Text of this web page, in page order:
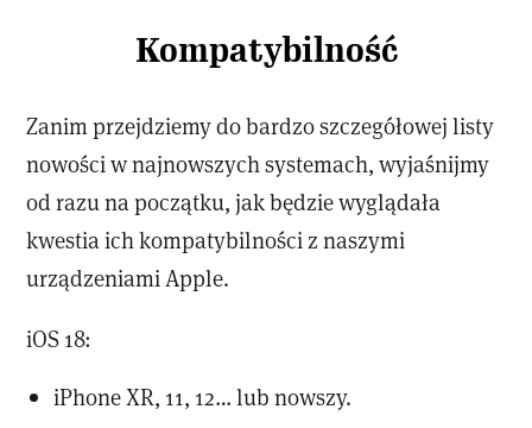
Kompatybilność
Zanim przejdziemy do bardzo szczegółowej listy
nowości w najnowszych systemach, wyjaśnijmy
od razu na początku, jak będzie wyglądała
kwestia ich kompatybilności z naszymi
urządzeniami Apple.
iOS 18:
iPhone XR, 11, 12… lub nowszy.